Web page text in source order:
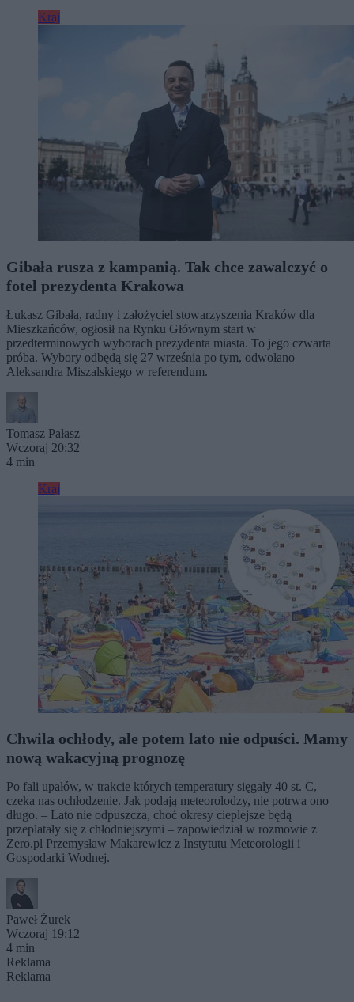
Kraj
Gibała rusza z kampanią. Tak chce zawalczyć o
fotel prezydenta Krakowa
Łukasz Gibała, radny i założyciel stowarzyszenia Kraków dla
Mieszkańców, ogłosił na Rynku Głównym start w
przedterminowych wyborach prezydenta miasta. To jego czwarta
próba. Wybory odbędą się 27 września po tym, odwołano
Aleksandra Miszalskiego w referendum.
Tomasz Pałasz
Wczoraj 20:32
4 min
Kraj
Chwila ochłody, ale potem lato nie odpuści. Mamy
nową wakacyjną prognozę
Po fali upałów, w trakcie których temperatury sięgały 40 st. C,
czeka nas ochłodzenie. Jak podają meteorolodzy, nie potrwa ono
długo. – Lato nie odpuszcza, choć okresy cieplejsze będą
przeplatały się z chłodniejszymi – zapowiedział w rozmowie z
Zero.pl Przemysław Makarewicz z Instytutu Meteorologii i
Gospodarki Wodnej.
Paweł Żurek
Wczoraj 19:12
4 min
Reklama
Reklama